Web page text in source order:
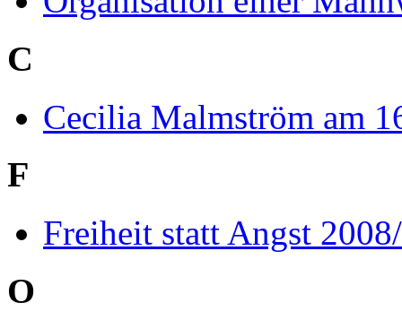
C
Cecilia Malmström am
F
Freiheit statt Angst
O